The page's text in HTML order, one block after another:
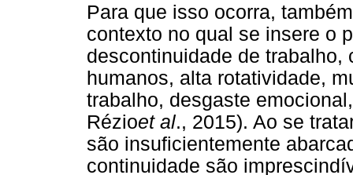
Para que isso ocorra,
contexto no qual se insere o
descontinuidade de
humanos, alta rotatividade,
trabalho, desgaste
Rézioet al., 2015). Ao se
são insuficientemente
continuidade são